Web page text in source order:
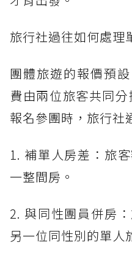
旅行社過往如何處理
團體旅遊的報價預
費由兩位旅客共同
報名參團時，旅行社
1. 補單人房差：旅
一整間房。
2. 與同性團員併房
另一位同性別的單人